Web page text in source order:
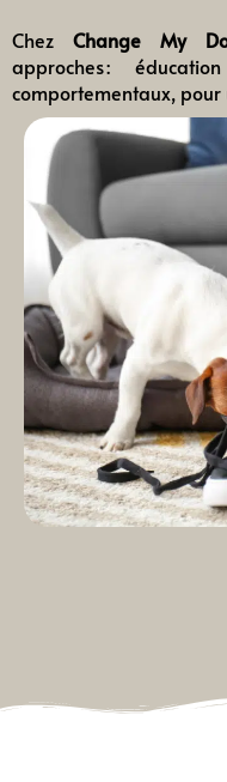
Chez Change My
approches :
comportementaux,